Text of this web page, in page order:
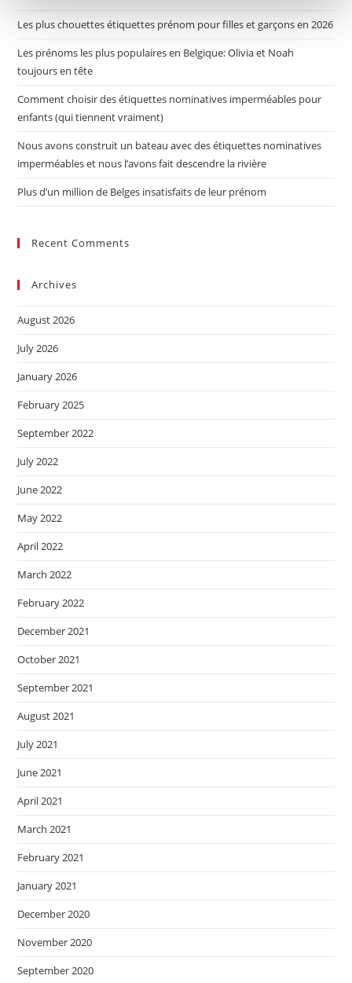
Les plus chouettes étiquettes prénom pour filles et garçons en 2026
Les prénoms les plus populaires en Belgique: Olivia et Noah
toujours en tête
Comment choisir des étiquettes nominatives imperméables pour
enfants (qui tiennent vraiment)
Nous avons construit un bateau avec des étiquettes nominatives
imperméables et nous l’avons fait descendre la rivière
Plus d’un million de Belges insatisfaits de leur prénom
Recent Comments
Archives
August 2026
July 2026
January 2026
February 2025
September 2022
July 2022
June 2022
May 2022
April 2022
March 2022
February 2022
December 2021
October 2021
September 2021
August 2021
July 2021
June 2021
April 2021
March 2021
February 2021
January 2021
December 2020
November 2020
September 2020